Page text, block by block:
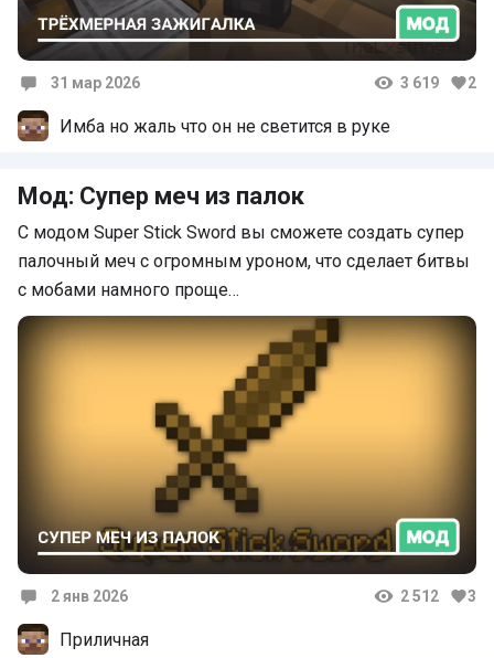
31 мар 2026 3 619 2
Имба но жаль что он не светится в руке
Мод: Супер меч из палок
С модом Super Stick Sword вы сможете создать супер
палочный меч с огромным уроном, что сделает битвы
с мобами намного проще…
2 янв 2026 2 512 3
Приличная